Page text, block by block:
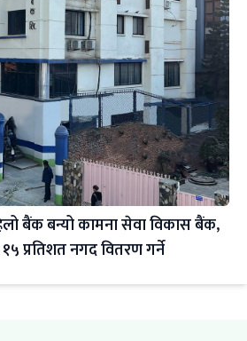
बैंक बन्यो कामना सेवा विकास बैंक,
प्रतिशत नगद वितरण गर्ने